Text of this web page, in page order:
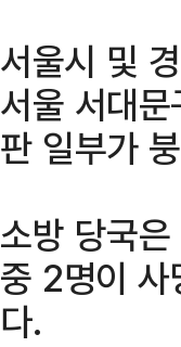
서울시 및
서울 서대
판 일부가
소방 당국
중 2명이
다.